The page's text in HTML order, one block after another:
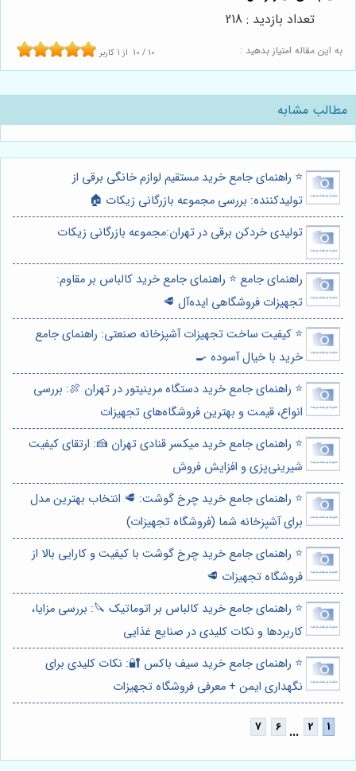
به این مقاله امتیاز بدهید : 10 / 10 از 1 کاربر
تعداد بازدید : 218
مطالب مشابه
⭐️ راهنمای جامع خرید مستقیم لوازم خانگی برقی از
تولیدکننده: بررسی مجموعه بازرگانی زیکات 🏠
تولیدی خردکن برقی در تهران:مجموعه بازرگانی زیکات
راهنمای جامع ⭐️ راهنمای جامع خرید کالباس بر مقاوم:
تجهیزات فروشگاهی ایده‌آل 🥩
⭐️ کیفیت ساخت تجهیزات آشپزخانه صنعتی: راهنمای جامع
خرید با خیال آسوده 🍳
⭐️ راهنمای جامع خرید دستگاه مرینیتور در تهران 🍖: بررسی
انواع، قیمت و بهترین فروشگاه‌های تجهیزات
⭐️ راهنمای جامع خرید میکسر قنادی تهران 🍰: ارتقای کیفیت
شیرینی‌پزی و افزایش فروش
⭐️ راهنمای جامع خرید چرخ گوشت: 🥩 انتخاب بهترین مدل
برای آشپزخانه شما (فروشگاه تجهیزات)
⭐️ راهنمای جامع خرید چرخ گوشت با کیفیت و کارایی بالا از
فروشگاه تجهیزات 🥩
⭐️ راهنمای جامع خرید کالباس بر اتوماتیک 🔪: بررسی مزایا،
کاربردها و نکات کلیدی در صنایع غذایی
⭐️ راهنمای جامع خرید سیف باکس 🔐: نکات کلیدی برای
نگهداری ایمن + معرفی فروشگاه تجهیزات
...